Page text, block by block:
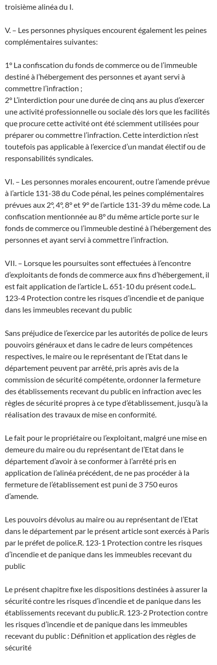
troisième alinéa du I.
V. – Les personnes physiques encourent également les peines
complémentaires suivantes:
1° La confiscation du fonds de commerce ou de l’immeuble
destiné à l’hébergement des personnes et ayant servi à
commettre l’infraction ;
2° L’interdiction pour une durée de cinq ans au plus d’exercer
une activité professionnelle ou sociale dès lors que les facilités
que procure cette activité ont été sciemment utilisées pour
préparer ou commettre l’infraction. Cette interdiction n’est
toutefois pas applicable à l’exercice d’un mandat électif ou de
responsabilités syndicales.
VI. – Les personnes morales encourent, outre l’amende prévue
à l’article 131-38 du Code pénal, les peines complémentaires
prévues aux 2°, 4°, 8° et 9° de l’article 131-39 du même code. La
confiscation mentionnée au 8° du même article porte sur le
fonds de commerce ou l’immeuble destiné à l’hébergement des
personnes et ayant servi à commettre l’infraction.
VII. – Lorsque les poursuites sont effectuées à l’encontre
d’exploitants de fonds de commerce aux fins d’hébergement, il
est fait application de l’article L. 651-10 du présent code. L.
123-4 Protection contre les risques d’incendie et de panique
dans les immeubles recevant du public
Sans préjudice de l’exercice par les autorités de police de leurs
pouvoirs généraux et dans le cadre de leurs compétences
respectives, le maire ou le représentant de l’Etat dans le
département peuvent par arrêté, pris après avis de la
commission de sécurité compétente, ordonner la fermeture
des établissements recevant du public en infraction avec les
règles de sécurité propres à ce type d’établissement, jusqu’à la
réalisation des travaux de mise en conformité.
Le fait pour le propriétaire ou l’exploitant, malgré une mise en
demeure du maire ou du représentant de l’Etat dans le
département d’avoir à se conformer à l’arrêté pris en
application de l’alinéa précédent, de ne pas procéder à la
fermeture de l’établissement est puni de 3 750 euros
d’amende.
Les pouvoirs dévolus au maire ou au représentant de l’Etat
dans le département par le présent article sont exercés à Paris
par le préfet de police. R. 123-1 Protection contre les risques
d’incendie et de panique dans les immeubles recevant du
public
Le présent chapitre fixe les dispositions destinées à assurer la
sécurité contre les risques d’incendie et de panique dans les
établissements recevant du public. R. 123-2 Protection contre
les risques d’incendie et de panique dans les immeubles
recevant du public : Définition et application des règles de
sécurité